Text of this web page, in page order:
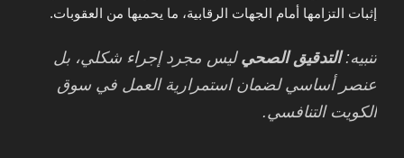
إثبات التزامها أمام الجهات الرقابية، ما يحميها من العقوبات.
تنبيه:التدقيق الصحي ليس مجرد إجراء شكلي، بل
عنصر أساسي لضمان استمرارية العمل في سوق
الكويت التنافسي.